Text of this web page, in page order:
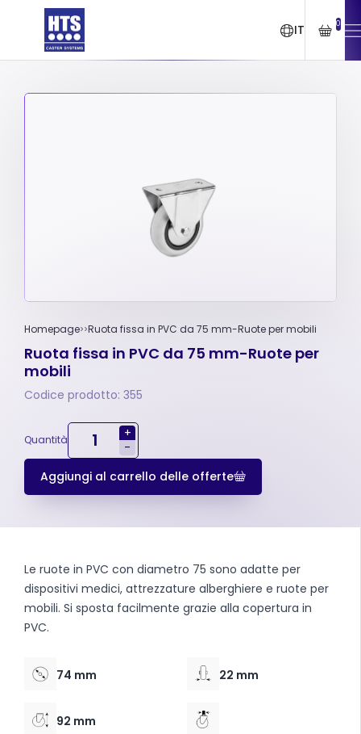
IT 0
Homepage Ruota fissa in PVC da 75 mm-Ruote per mobili
Ruota fissa in PVC da 75 mm-Ruote per
mobili
Codice prodotto: 355
Quantità
+
-
Aggiungi al carrello delle offerte
Le ruote in PVC con diametro 75 sono adatte per
dispositivi medici, attrezzature alberghiere e ruote per
mobili. Si sposta facilmente grazie alla copertura in
PVC.
74 mm 22 mm
92 mm